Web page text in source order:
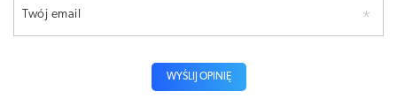
Twój email
WYŚLIJ OPINIĘ